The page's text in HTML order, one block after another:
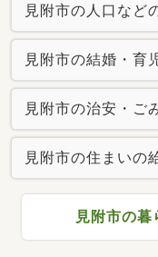
見附市の人口など
見附市の結婚・育
見附市の治安・ご
見附市の住まいの
見附市の